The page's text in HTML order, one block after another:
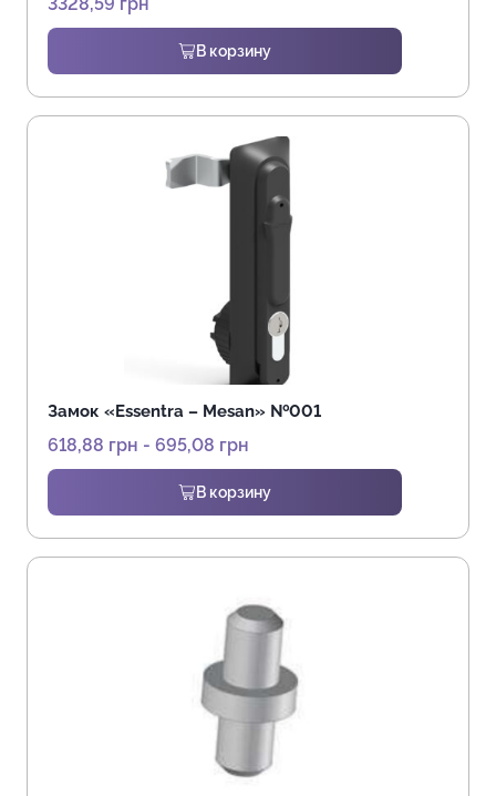
В корзину
Замок «Essentra – Mesan» №001
618,88 грн - 695,08 грн
В корзину